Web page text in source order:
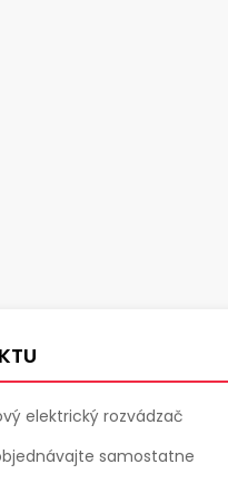
elektrický rozvádzač
samostatne